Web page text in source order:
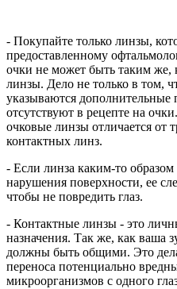
- Покупайте только линзы,
предоставленному
очки не может быть таким же,
линзы. Дело не только в том,
указываются дополнительные
отсутствуют в рецепте на
очковые линзы отличается от
контактных линз.
- Если линза каким-то
нарушения поверхности, ее
чтобы не повредить глаз.
- Контактные линзы - это
назначения. Так же, как ваша
должны быть общими. Это
переноса потенциально
микроорганизмов с одного